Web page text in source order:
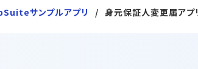
サンプルアプリ 身元保証人変更届アプ